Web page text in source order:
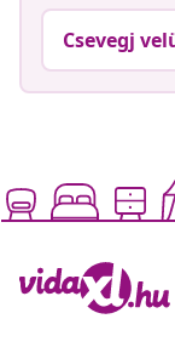
Csevegj